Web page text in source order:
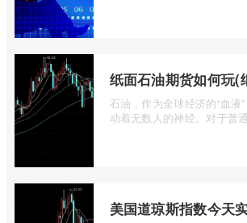
石油，作为全球经济的“血液
动着无数人的神经。对于普